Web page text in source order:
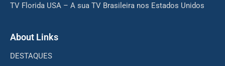
TV Florida USA – A sua TV Brasileira nos Estados Unidos
About Links
DESTAQUES